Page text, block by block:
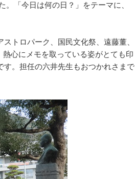
「今日は何の日？」をテーマに、
トロパーク、国民文化祭、遠藤董、
心にメモを取っている姿がとても印
。担任の六井先生もおつかれさまで